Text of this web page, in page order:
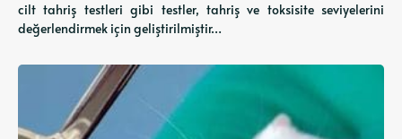
cilt tahriş testleri gibi testler, tahriş ve toksisite seviyelerini
değerlendirmek için geliştirilmiştir…